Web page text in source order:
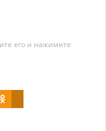
его и нажимите